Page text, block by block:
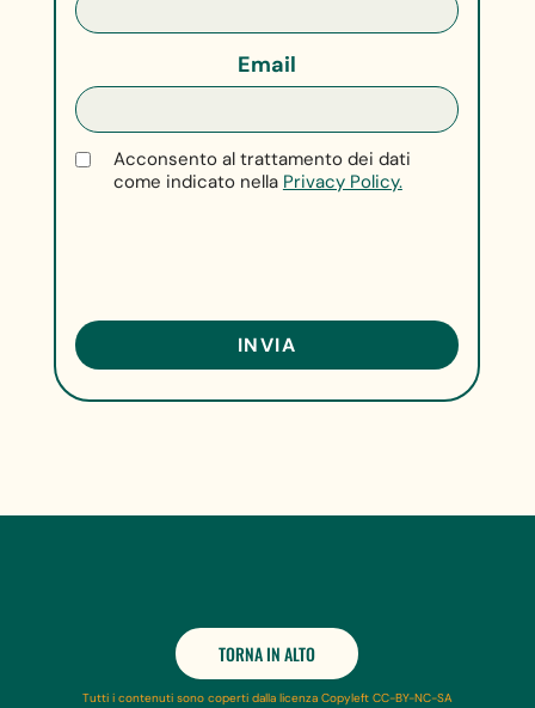
Email
Acconsento al trattamento dei dati
come indicato nella Privacy Policy.
TORNA IN ALTO
Tutti i contenuti sono coperti dalla licenza Copyleft CC-BY-NC-SA